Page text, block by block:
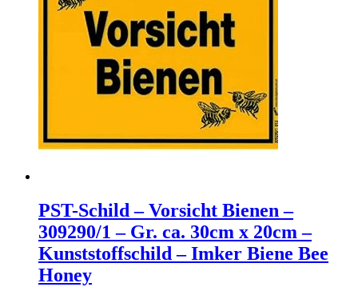
PST-Schild – Vorsicht Bienen –
309290/1 – Gr. ca. 30cm x 20cm –
Kunststoffschild – Imker Biene Bee
Honey